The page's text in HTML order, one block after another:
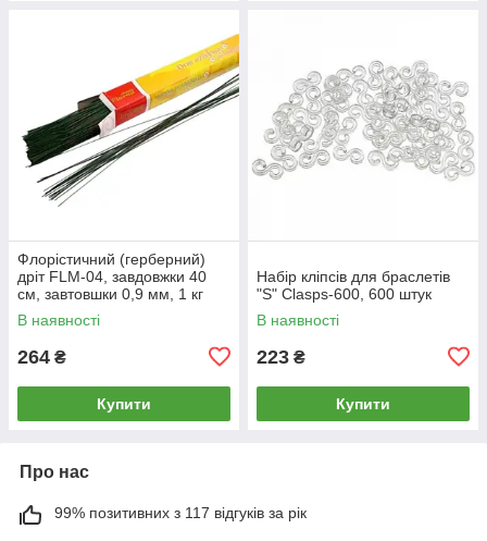
Флорістичний (герберний)
дріт FLM-04, завдовжки 40
см, завтовшки 0,9 мм, 1 кг
В наявності
264 ₴
Купити
Набір кліпсів для браслетів
"S" Clasps-600, 600 штук
В наявності
223 ₴
Купити
Про нас
99% позитивних з 117 відгуків за рік